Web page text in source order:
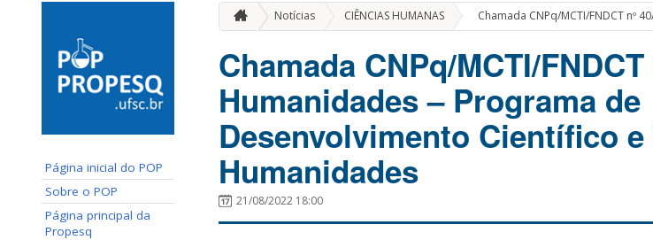
Página inicial do POP
Sobre o POP
Página principal da
Propesq
Notícias CIÊNCIAS HUMANAS » Chamada CNPq/MCTI/FNDCT nº
Chamada CNPq/MCTI/
Humanidades – Programa de
Desenvolvimento Científico
Humanidades
21/08/2022 18:00